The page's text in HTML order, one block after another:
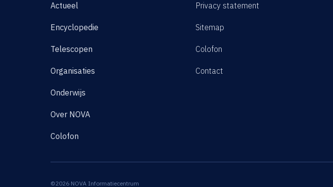
Actueel
Encyclopedie
Telescopen
Organisaties
Onderwijs
Over NOVA
Colofon
Privacy statement
Sitemap
Colofon
Contact
©2026 NOVA Informatiecentrum